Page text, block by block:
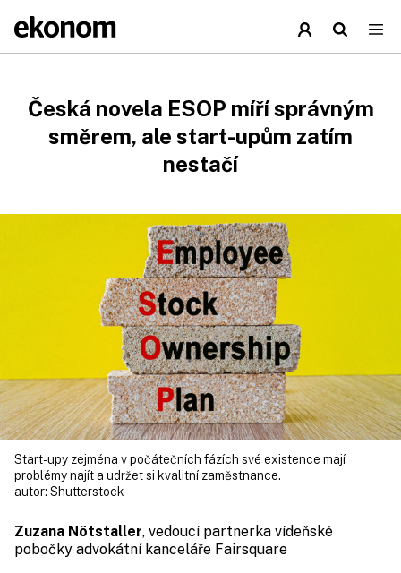
Česká novela ESOP míří správným
směrem, ale start-upům zatím
nestačí
Start-upy zejména v počátečních fázích své existence mají
problémy najít a udržet si kvalitní zaměstnance.
autor: Shutterstock
Zuzana Nötstaller, vedoucí partnerka vídeňské
pobočky advokátní kanceláře Fairsquare